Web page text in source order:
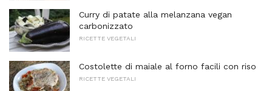
Curry di patate alla melanzana vegan
carbonizzato
RICETTE VEGETALI
Costolette di maiale al forno facili con riso
RICETTE VEGETALI